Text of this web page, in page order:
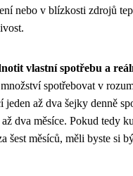
nebo v blízkosti zdrojů
vlastní spotřebu a
spotřebovat v
až dva šejky denně
dva měsíce. Pokud tedy
šest měsíců, měli byste si